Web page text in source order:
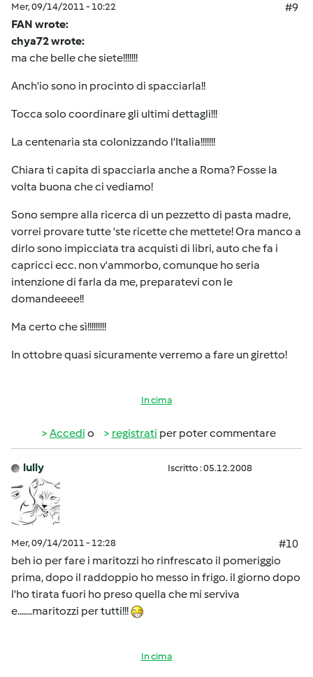
Mer, 09/14/2011 - 10:22
#9
FAN wrote:
chya72 wrote:
ma che belle che siete!!!!!!!
Anch'io sono in procinto di spacciarla!!
Tocca solo coordinare gli ultimi dettagli!!!
La centenaria sta colonizzando l'Italia!!!!!!!
Chiara ti capita di spacciarla anche a Roma? Fosse la
volta buona che ci vediamo!
Sono sempre alla ricerca di un pezzetto di pasta madre,
vorrei provare tutte 'ste ricette che mettete! Ora manco a
dirlo sono impicciata tra acquisti di libri, auto che fa i
capricci ecc. non v'ammorbo, comunque ho seria
intenzione di farla da me, preparatevi con le
domandeeee!!
Ma certo che sì!!!!!!!!!
In ottobre quasi sicuramente verremo a fare un giretto!
In cima
Accedi o registrati per poter commentare
lully Iscritto : 05.12.2008
Mer, 09/14/2011 - 12:28
#10
beh io per fare i maritozzi ho rinfrescato il pomeriggio
prima, dopo il raddoppio ho messo in frigo. il giorno dopo
l'ho tirata fuori ho preso quella che mi serviva
e.......maritozzi per tutti!!!
In cima